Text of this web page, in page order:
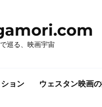
巡る、映画宇宙
ョン ウェスタン映画